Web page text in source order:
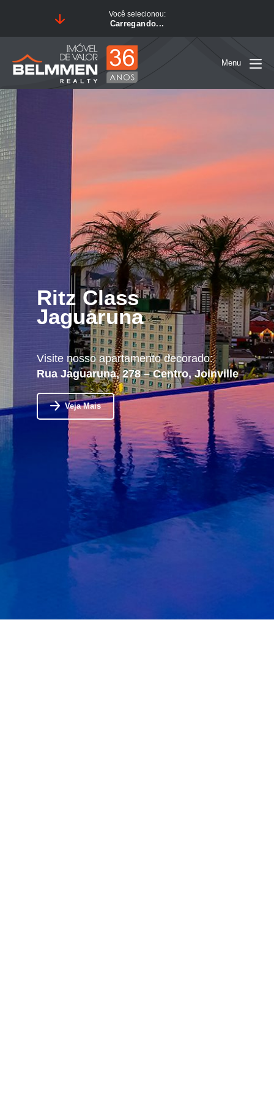
Você selecionou:
Carregando...
Menu
Ritz Class
Jaguaruna
Visite nosso apartamento decorado:
Rua Jaguaruna, 278 – Centro, Joinville
Veja Mais